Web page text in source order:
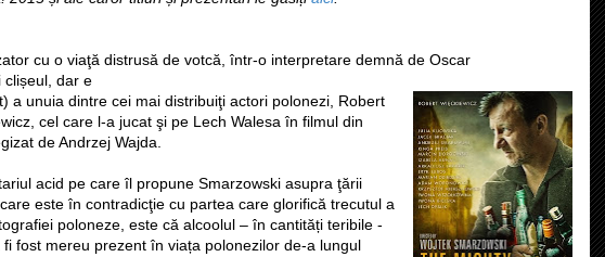
cu o viaţă distrusă de votcă, într-o interpretare demnă de Oscar
clișeul, dar e
a unuia dintre cei mai distribuiţi actori polonezi, Robert
cel care l-a jucat şi pe Lech Walesa în filmul din
de Andrzej Wajda.
acid pe care îl propune Smarzowski asupra ţării
este în contradicţie cu partea care glorifică trecutul a
poloneze, este că alcoolul – în cantități teribile -
fi fost mereu prezent în viața polonezilor de-a lungul